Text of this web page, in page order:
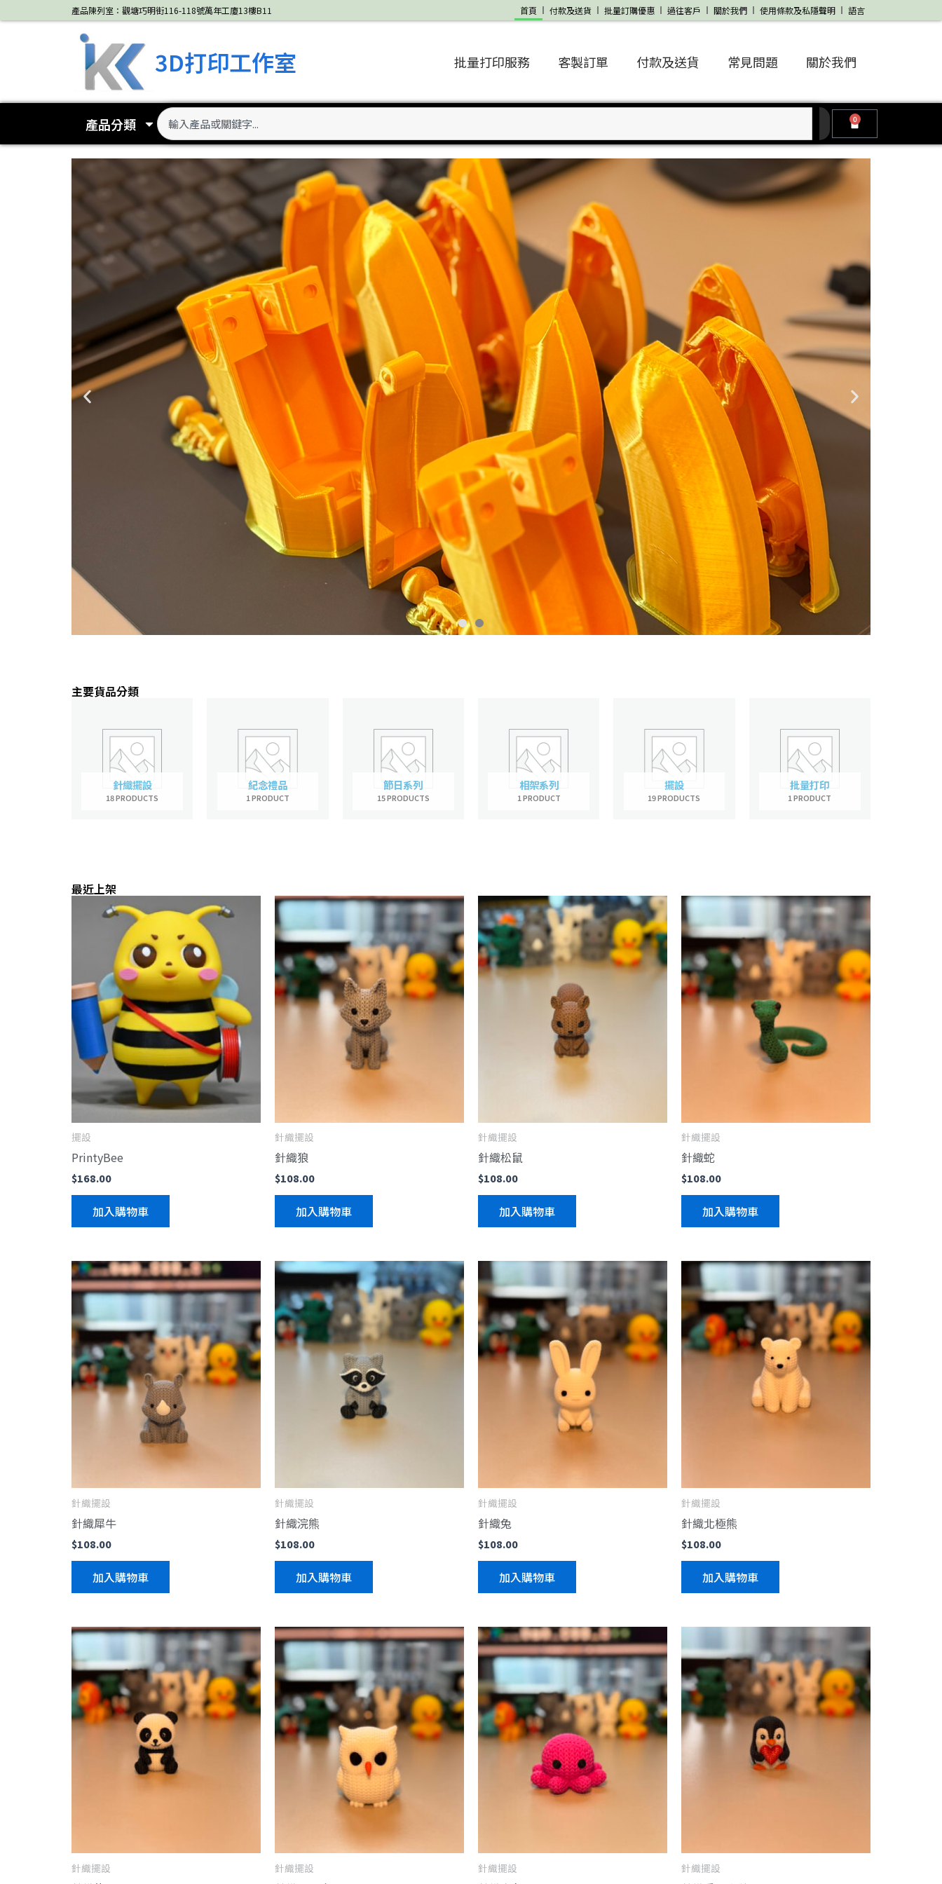
to
產品陳列室：觀塘巧明街116-118號萬年工廈13樓B11 首頁 付款及送貨 批量訂購優惠 過往客戶 關於我們 使用條款及私隱聲明 語言
3D打印工作室 批量打印服務 客製訂單 付款及送貨 常見問題 關於我們
產品分類
Search 0
Cart
3D 打印服務
$0.6/g 起
Click Here
主要貨品分類​
針織擺設
18 PRODUCTS
紀念禮品
1 PRODUCT
節日系列
15 PRODUCTS
相架系列
1 PRODUCT
擺設
19 PRODUCTS
批量打印
1 PRODUCT
最近上架
擺設
PrintyBee
$168.00
加入購物車
針織擺設
針織狼
$108.00
加入購物車
針織擺設
針織松鼠
$108.00
加入購物車
針織擺設
針織蛇
$108.00
加入購物車
針織擺設
針織犀牛
$108.00
加入購物車
針織擺設
針織浣熊
$108.00
加入購物車
針織擺設
針織兔
$108.00
加入購物車
針織擺設
針織北極熊
$108.00
加入購物車
針織擺設 針織擺設 針織擺設 針織擺設